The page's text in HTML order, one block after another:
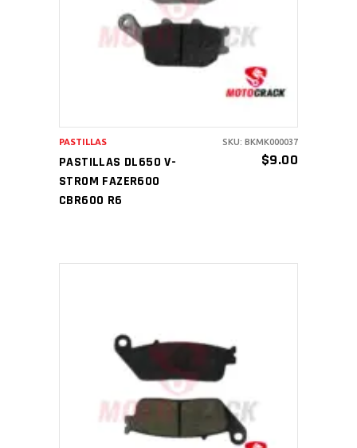
AÑADIR AL CARRITO
PASTILLAS DL650 V-
STROM FAZER600
CBR600 R6
$9.00
PASTILLAS SKU: BKMK000037
AÑADIR AL CARRITO